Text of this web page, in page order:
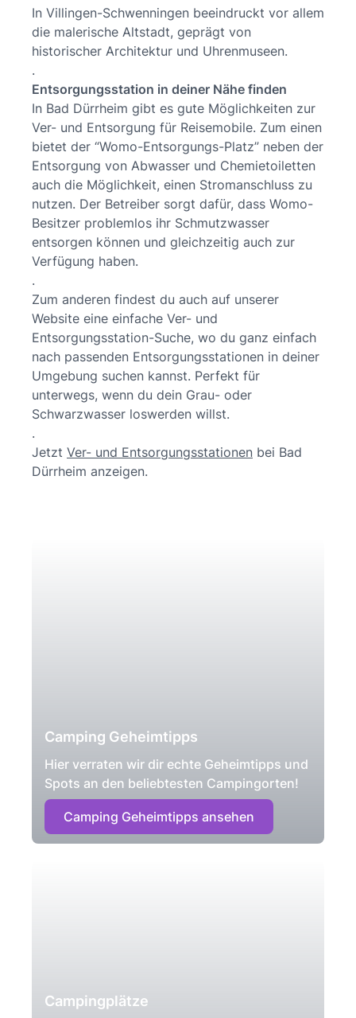
In Villingen-Schwenningen beeindruckt vor allem
die malerische Altstadt, geprägt von
historischer Architektur und Uhrenmuseen.
.
Entsorgungsstation in deiner Nähe finden
In Bad Dürrheim gibt es gute Möglichkeiten zur
Ver- und Entsorgung für Reisemobile. Zum einen
bietet der “Womo-Entsorgungs-Platz” neben der
Entsorgung von Abwasser und Chemietoiletten
auch die Möglichkeit, einen Stromanschluss zu
nutzen. Der Betreiber sorgt dafür, dass Womo-
Besitzer problemlos ihr Schmutzwasser
entsorgen können und gleichzeitig auch zur
Verfügung haben.
.
Zum anderen findest du auch auf unserer
Website eine einfache Ver- und
Entsorgungsstation-Suche, wo du ganz einfach
nach passenden Entsorgungsstationen in deiner
Umgebung suchen kannst. Perfekt für
unterwegs, wenn du dein Grau- oder
Schwarzwasser loswerden willst.
.
Jetzt Ver- und Entsorgungsstationen bei Bad
Dürrheim anzeigen.
Camping Geheimtipps
Hier verraten wir dir echte Geheimtipps und
Spots an den beliebtesten Campingorten!
Camping Geheimtipps ansehen
Campingplätze